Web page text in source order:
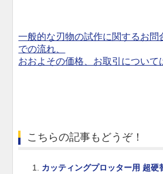
一般的な刃物の試作に関するお問
での流れ、
おおよその価格、お取引について
こちらの記事もどうぞ！
カッティングプロッター用 超硬